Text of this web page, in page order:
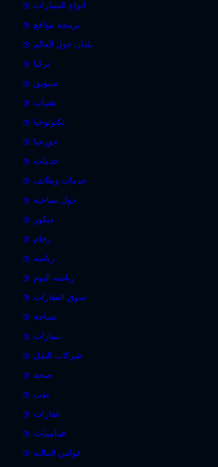
انواع السيارات
برمجة مواقع
بلدان حول العالم
تركيا
تسويق
تقنيات
تكنولوجيا
جورجيا
خدمات
خدمات وظائف
دول سياحية
ديكور
رخام
رياضة
رياضه اليوم
سوق العقارات
سياحة
سيارات
شركات النقل
صحة
طب
عقارات
فيتامينات
قوانين المالية